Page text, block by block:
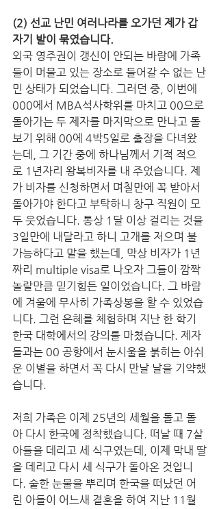
(2) 선교 난민 여러나라를 오가던 제가 갑
자기 발이 묶였습니다.
외국 영주권이 갱신이 안되는 바람에 가족
들이 머물고 있는 장소로 들어갈 수 없는 난
민 상태가 되었습니다. 그러던 중, 이번에
000에서 MBA석사학위를 마치고 00으로
돌아가는 두 제자를 마지막으로 만나고 돌
보기 위해 00에 4박5일로 출장을 다녀왔
는데, 그 기간 중에 하나님께서 기적 적으
로 1년자리 왕복비자를 내 주었습니다. 제
가 비자를 신청하면서 며칠만에 꼭 받아서
돌아가야 한다고 부탁하니 창구 직원이 모
두 웃었습니다. 통상 1달 이상 걸리는 것을
3일만에 내달라고 하니 고개를 저으며 불
가능하다고 말을 했는데, 막상 비자가 1년
짜리 multiple visa로 나오자 그들이 깜짝
놀랄만큼 믿기힘든 일이었습니다. 그 바람
에 겨울에 무사히 가족상봉을 할 수 있었습
니다. 그런 은혜를 체험하며 지난 한 학기
한국 대학에서의 강의를 마쳤습니다. 제자
들과는 00 공항에서 눈시울을 붉히는 아쉬
운 이별을 하면서 꼭 다시 만날 날을 기약했
습니다.
저희 가족은 이제 25년의 세월을 돌고 돌
아 다시 한국에 정착했습니다. 떠날 때 7살
아들을 데리고 세 식구였는데, 이제 막내 딸
을 데리고 다시 세 식구가 돌아온 것입니
다. 숱한 눈물을 뿌리며 한국을 떠났던 어
린 아들이 어느새 결혼을 하여 지난 11월